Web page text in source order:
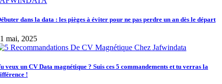
dans la data : les pièges à éviter pour ne pas perdre un an dès le départ
mai, 2025
veux un CV Data magnétique ? Suis ces 5 commandements et tu verras la
!